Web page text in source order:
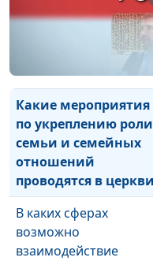
Какую роль играют
сопровождении
Какие мероприятия
по укреплению роли
семьи и семейных
отношений
проводятся в
В каких сферах
возможно
взаимодействие